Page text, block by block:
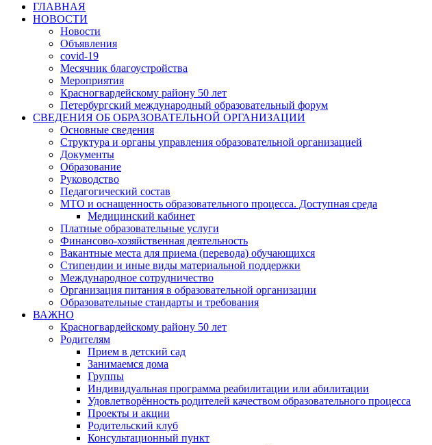
ГЛАВНАЯ
НОВОСТИ
Новости
Объявления
covid-19
Месячник благоустройства
Мероприятия
Красногвардейскому району 50 лет
Петербургский международный образовательный форум
СВЕДЕНИЯ ОБ ОБРАЗОВАТЕЛЬНОЙ ОРГАНИЗАЦИИ
Основные сведения
Структура и органы управления образовательной организацией
Документы
Образование
Руководство
Педагогический состав
МТО и оснащенность образовательного процесса. Доступная среда
Медицинский кабинет
Платные образовательные услуги
Финансово-хозяйственная деятельность
Вакантные места для приема (перевода) обучающихся
Стипендии и иные виды материальной поддержки
Международное сотрудничество
Организация питания в образовательной организации
Образовательные стандарты и требования
ВАЖНО
Красногвардейскому району 50 лет
Родителям
Прием в детский сад
Занимаемся дома
Группы
Индивидуальная программа реабилитации или абилитации
Удовлетворённость родителей качеством образовательного процесса
Проекты и акции
Родительский клуб
Консультационный пункт